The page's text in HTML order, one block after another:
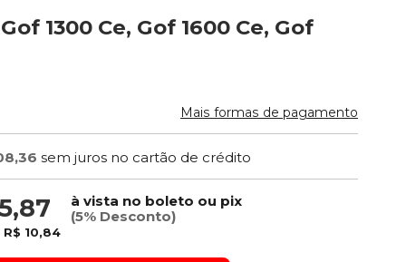
1300 Ce, Gof 1600 Ce, Gof
Mais formas de pagamento
sem juros no cartão de crédito
à vista no boleto ou pix
(5% Desconto)
R$ 10,84